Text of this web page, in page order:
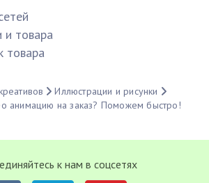
и товара
товара
Иллюстрации и рисунки
анимацию на заказ? Поможем быстро!
к нам в соцсетях